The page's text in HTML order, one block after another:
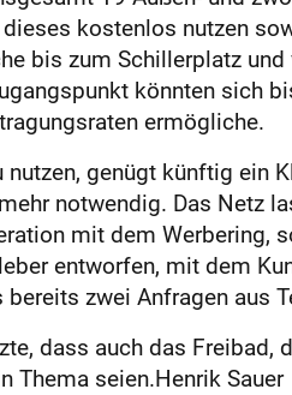
kostenlos nutzen
bis zum Schillerplatz
könnten sich
ermögliche.
nutzen, genügt künftig
notwendig. Das Netz
mit dem Werbering,
entworfen, mit dem
zwei Anfragen aus
dass auch das
Thema seien.Henrik Sauer